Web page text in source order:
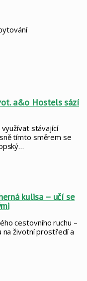
a&o Hostels sází
stávající
tímto směrem se
kulisa – učí se
cestovního ruchu –
na životní prostředí a